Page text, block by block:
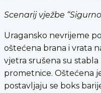
Scenarij vježbe
Uragansko nevrijeme
oštećena brana i vrata
vjetra srušena su
prometnice. Oštećena
postavljaju se boks